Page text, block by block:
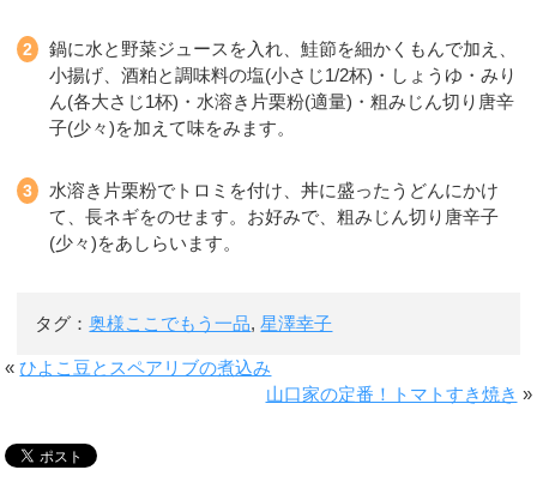
鍋に水と野菜ジュースを入れ、鮭節を細かくもんで加え、
小揚げ、酒粕と調味料の塩(小さじ1/2杯)・しょうゆ・みり
ん(各大さじ1杯)・水溶き片栗粉(適量)・粗みじん切り唐辛
子(少々)を加えて味をみます。
水溶き片栗粉でトロミを付け、丼に盛ったうどんにかけ
て、長ネギをのせます。お好みで、粗みじん切り唐辛子
(少々)をあしらいます。
タグ：奥様ここでもう一品,星澤幸子
«ひよこ豆とスペアリブの煮込み
山口家の定番！トマトすき焼き »